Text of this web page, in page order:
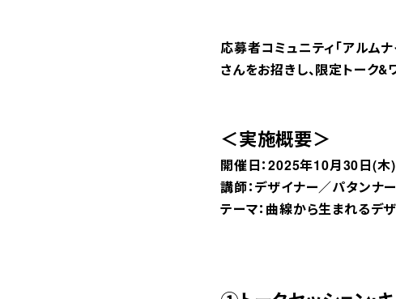
応募者コミュニティ「アルム
さんをお招きし、限定トーク&
＜実施概要＞
開催日：2025年10月30日(木)
講師：デザイナー／パタン
テーマ：曲線から生まれるデ